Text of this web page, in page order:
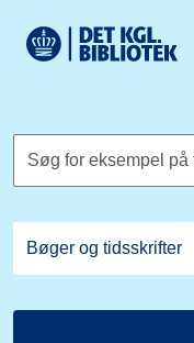
Det Kongelige
Søg for eksempel på